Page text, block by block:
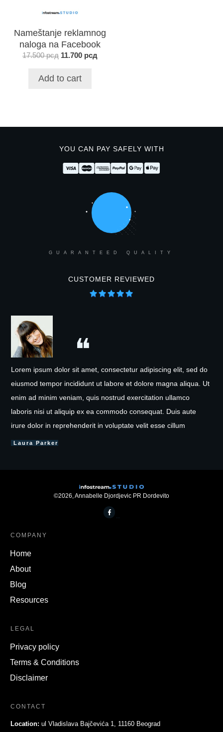
Nameštanje reklamnog
naloga na Facebook
17.500рсд 11.700 рсд
Add to cart
YOU CAN PAY SAFELY WITH
GUARANTEED QUALITY
CUSTOMER REVIEWED
❝
Lorem ipsum dolor sit amet, consectetur adipiscing elit, sed do
eiusmod tempor incididunt ut labore et dolore magna aliqua. Ut
enim ad minim veniam, quis nostrud exercitation ullamco
laboris nisi ut aliquip ex ea commodo consequat. Duis aute
irure dolor in reprehenderit in voluptate velit esse cillum
Laura Parker
©2026,Annabelle Djordjevic PR Dordevito
COMPANY
Home
About
Blog
Resources
LEGAL
Privacy policy
Terms & Conditions
Disclaimer
CONTACT
Location: ul Vladislava Bajčevića 1, 11160 Beograd